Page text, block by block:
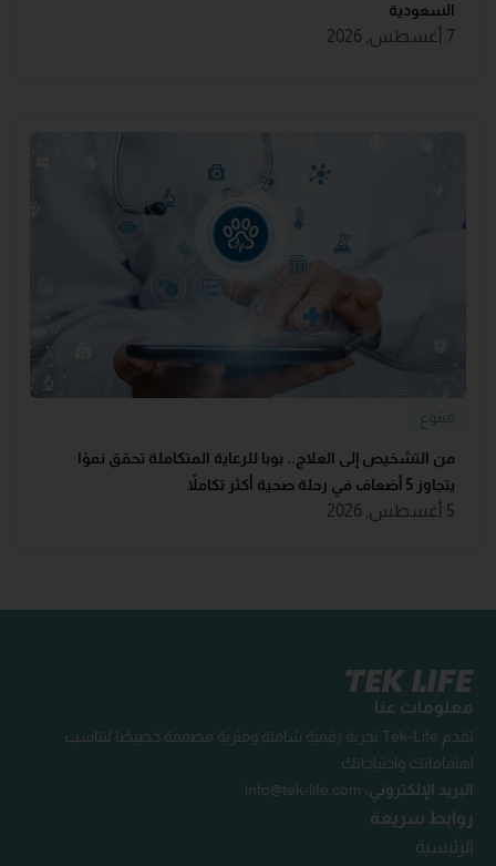
السعودية
7 أغسطس, 2026
متنوع
من التشخيص إلى العلاج.. بوبا للرعاية المتكاملة تحقق نموًا
يتجاوز 5 أضعاف في رحلة صحية أكثر تكاملاً
5 أغسطس, 2026
معلومات عنا
تقدم Tek-Life تجربة رقمية شاملة ومثرية مصممة خصيصًا لتناسب
اهتماماتك واحتياجاتك.
البريد الإلكتروني: info@tek-life.com
روابط سريعة
الرئيسية